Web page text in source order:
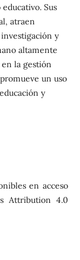
Sus
atraen
y
altamente
la gestión
un uso
y
en acceso
Attribution 4.0